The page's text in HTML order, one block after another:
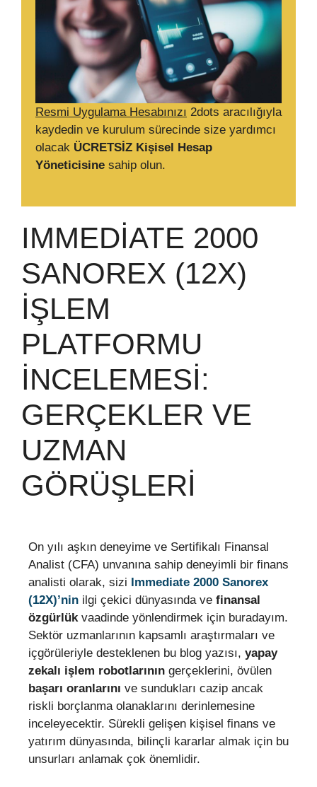
Resmi Uygulama Hesabınızı 2dots aracılığıyla
kaydedin ve kurulum sürecinde size yardımcı
olacak ÜCRETSİZ Kişisel Hesap
Yöneticisine sahip olun.
IMMEDIATE 2000
SANOREX (12X)
İŞLEM
PLATFORMU
İNCELEMESI:
GERÇEKLER VE
UZMAN
GÖRÜŞLERI
On yılı aşkın deneyime ve Sertifikalı Finansal
Analist (CFA) unvanına sahip deneyimli bir finans
analisti olarak, sizi Immediate 2000 Sanorex
(12X)’nin ilgi çekici dünyasında ve finansal
özgürlükvaadinde yönlendirmek için buradayım.
Sektör uzmanlarının kapsamlı araştırmaları ve
içgörüleriyle desteklenen bu blog yazısı, yapay
zekalı işlem robotlarının gerçeklerini, övülen
başarı oranlarını ve sundukları cazip ancak
riskli borçlanma olanaklarını derinlemesine
inceleyecektir. Sürekli gelişen kişisel finans ve
yatırım dünyasında, bilinçli kararlar almak için bu
unsurları anlamak çok önemlidir.